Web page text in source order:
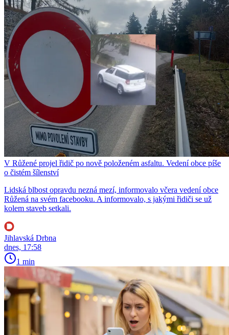
V Růžené projel řidič po nově položeném asfaltu. Vedení obce píše
o čistém šílenství
Lidská blbost opravdu nezná mezí, informovalo včera vedení obce
Růžená na svém facebooku. A informovalo, s jakými řidiči se už
kolem staveb setkali.
Jihlavská Drbna
dnes, 17:58
1 min